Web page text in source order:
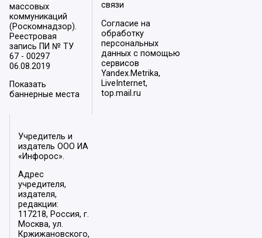
массовых
коммуникаций
(Роскомнадзор).
Реестровая
запись ПИ № ТУ
67 - 00297
06.08.2019
Показать
баннерные места
связи
Согласие на
обработку
персональных
данных с помощью
сервисов
Yandex.Metrika,
LiveInternet,
top.mail.ru
Учредитель и
издатель ООО ИА
«Инфорос».
Адрес
учредителя,
издателя,
редакции:
117218, Россия, г.
Москва, ул.
Кржижановского,